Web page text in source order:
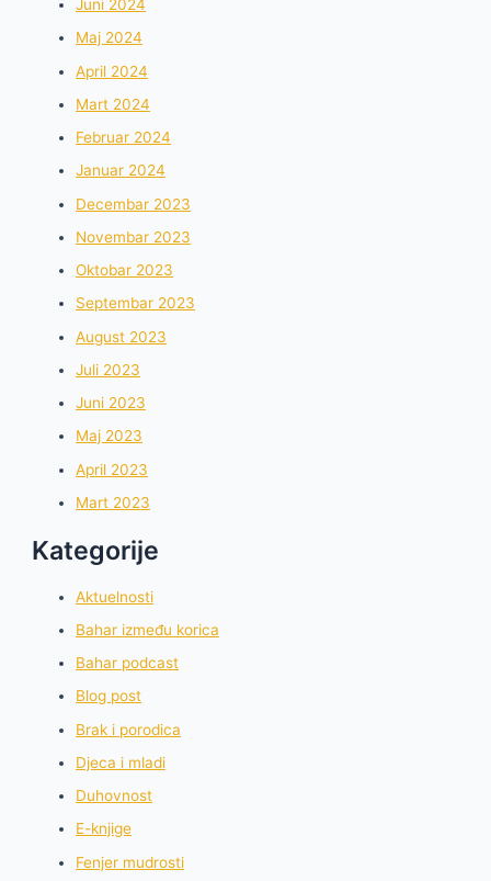
Juni 2024
Maj 2024
April 2024
Mart 2024
Februar 2024
Januar 2024
Decembar 2023
Novembar 2023
Oktobar 2023
Septembar 2023
August 2023
Juli 2023
Juni 2023
Maj 2023
April 2023
Mart 2023
Kategorije
Aktuelnosti
Bahar između korica
Bahar podcast
Blog post
Brak i porodica
Djeca i mladi
Duhovnost
E-knjige
Fenjer mudrosti